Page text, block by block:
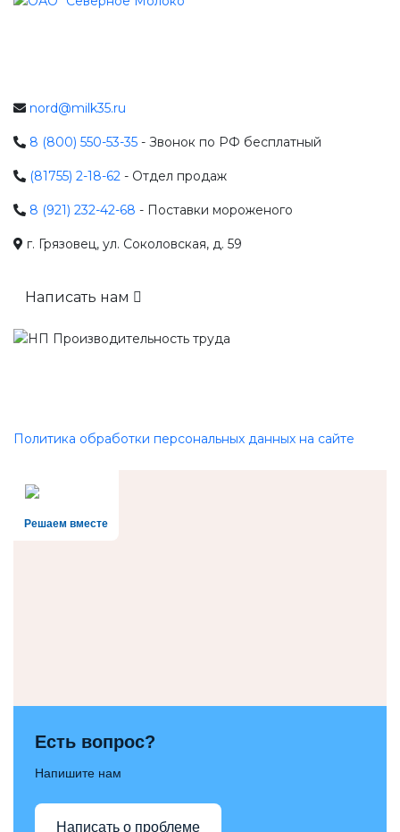
nord@milk35.ru
8 (800) 550-53-35 - Звонок по РФ бесплатный
(81755) 2-18-62 - Отдел продаж
8 (921) 232-42-68 - Поставки мороженого
г. Грязовец, ул. Соколовская, д. 59
Написать нам
Политика обработки персональных данных на сайте
Решаем вместе
Есть вопрос?
Напишите нам
Написать о проблеме